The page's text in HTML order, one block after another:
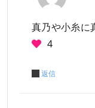
真乃や小糸に
4
返信